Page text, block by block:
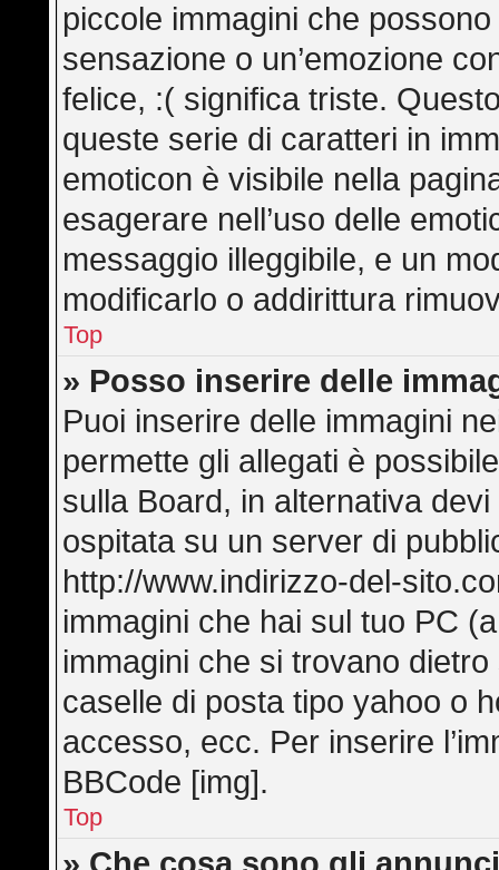
piccole immagini che
sensazione o un’emozione
felice, :( significa triste.
queste serie di caratteri in
emoticon è visibile nella
esagerare nell’uso delle
messaggio illeggibile, e un
modificarlo o addirittura
Top
» Posso inserire delle
Puoi inserire delle immagini
permette gli allegati è
sulla Board, in alternativa
ospitata su un server di
http://www.indirizzo-del-
immagini che hai sul tuo PC
immagini che si trovano
caselle di posta tipo yahoo o
accesso, ecc. Per inserire
BBCode [img].
Top